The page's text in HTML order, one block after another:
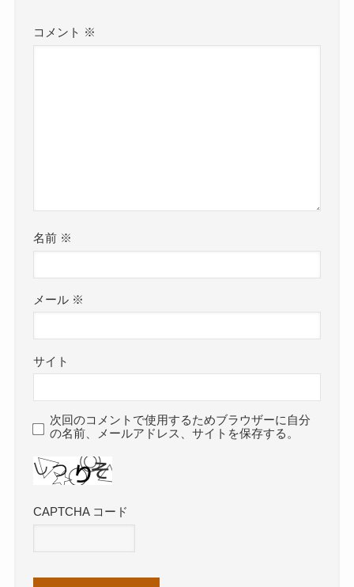
コメント ※
名前 ※
メール ※
サイト
次回のコメントで使用するためブラウザーに自分
の名前、メールアドレス、サイトを保存する。
CAPTCHA コード